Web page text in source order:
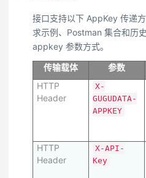
接口支持以下 AppKey 传递
求示例、Postman 集合和历
appkey 参数方式。
传输载体
参数
HTTP
Header
X-
GUGUDATA-
APPKEY
HTTP
Header
X-API-
Key